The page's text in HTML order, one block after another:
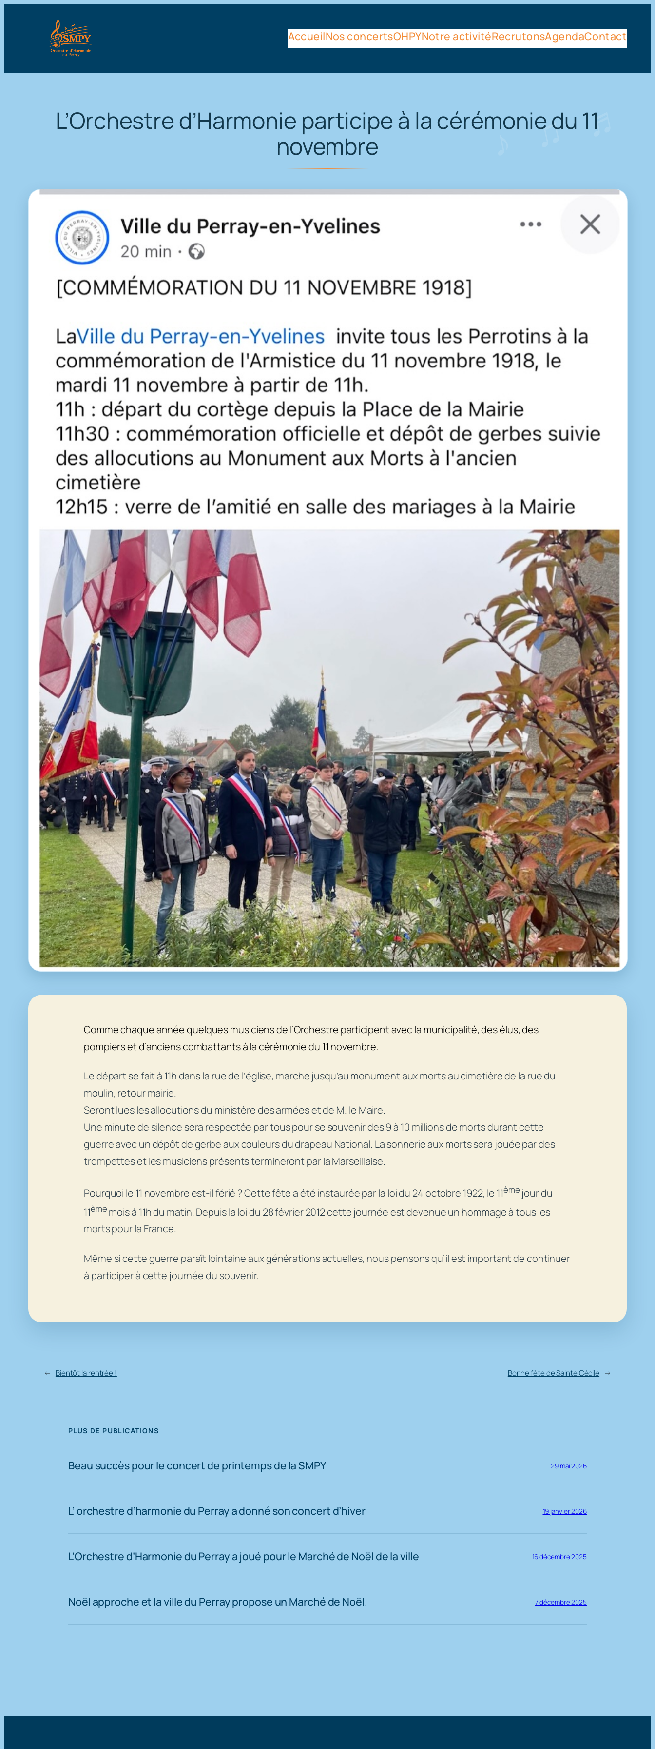
AccueilNos concertsOHPYNotre activitéRecrutonsAgendaContact
L’Orchestre d’Harmonie participe à la cérémonie du 11
novembre
Comme chaque année quelques musiciens de l’Orchestre participent avec la municipalité, des élus, des
pompiers et d’anciens combattants à la cérémonie du 11 novembre.
Le départ se fait à 11h dans la rue de l’église, marche jusqu’au monument aux morts au cimetière de la rue du
moulin, retour mairie.
Seront lues les allocutions du ministère des armées et de M. le Maire.
Une minute de silence sera respectée par tous pour se souvenir des 9 à 10 millions de morts durant cette
guerre avec un dépôt de gerbe aux couleurs du drapeau National. La sonnerie aux morts sera jouée par des
trompettes et les musiciens présents termineront par la Marseillaise.
Pourquoi le 11 novembre est-il férié ? Cette fête a été instaurée par la loi du 24 octobre 1922, le 11ème jour du
11ème mois à 11h du matin. Depuis la loi du 28 février 2012 cette journée est devenue un hommage à tous les
morts pour la France.
Même si cette guerre paraît lointaine aux générations actuelles, nous pensons qu’il est important de continuer
à participer à cette journée du souvenir.
← Bientôt la rentrée ! Bonne fête de Sainte Cécile →
PLUS DE PUBLICATIONS
Beau succès pour le concert de printemps de la SMPY 29 mai 2026
L’ orchestre d’harmonie du Perray a donné son concert d’hiver 19 janvier 2026
L’Orchestre d’Harmonie du Perray a joué pour le Marché de Noël de la ville 16 décembre 2025
Noël approche et la ville du Perray propose un Marché de Noël. 7 décembre 2025